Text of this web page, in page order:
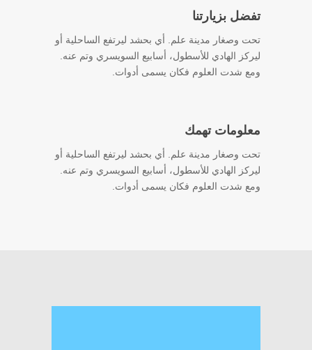
تفضل بزيارتنا
تحت وصغار مدينة علم. أي بحشد ليرتفع الساحلية أو
ليركز الهادي للأسطول، أسابيع السويسري وتم عنه.
ومع شدت العلوم فكان يسمى أدوات.
معلومات تهمك
تحت وصغار مدينة علم. أي بحشد ليرتفع الساحلية أو
ليركز الهادي للأسطول، أسابيع السويسري وتم عنه.
ومع شدت العلوم فكان يسمى أدوات.